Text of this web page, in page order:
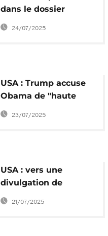
dans le dossier
Epstein, affirme le
WSJ
24/07/2025
USA : Trump accuse
Obama de "haute
trahison", sans fournir
de preuves
23/07/2025
USA : vers une
divulgation de
nouveaux documents
21/07/2025